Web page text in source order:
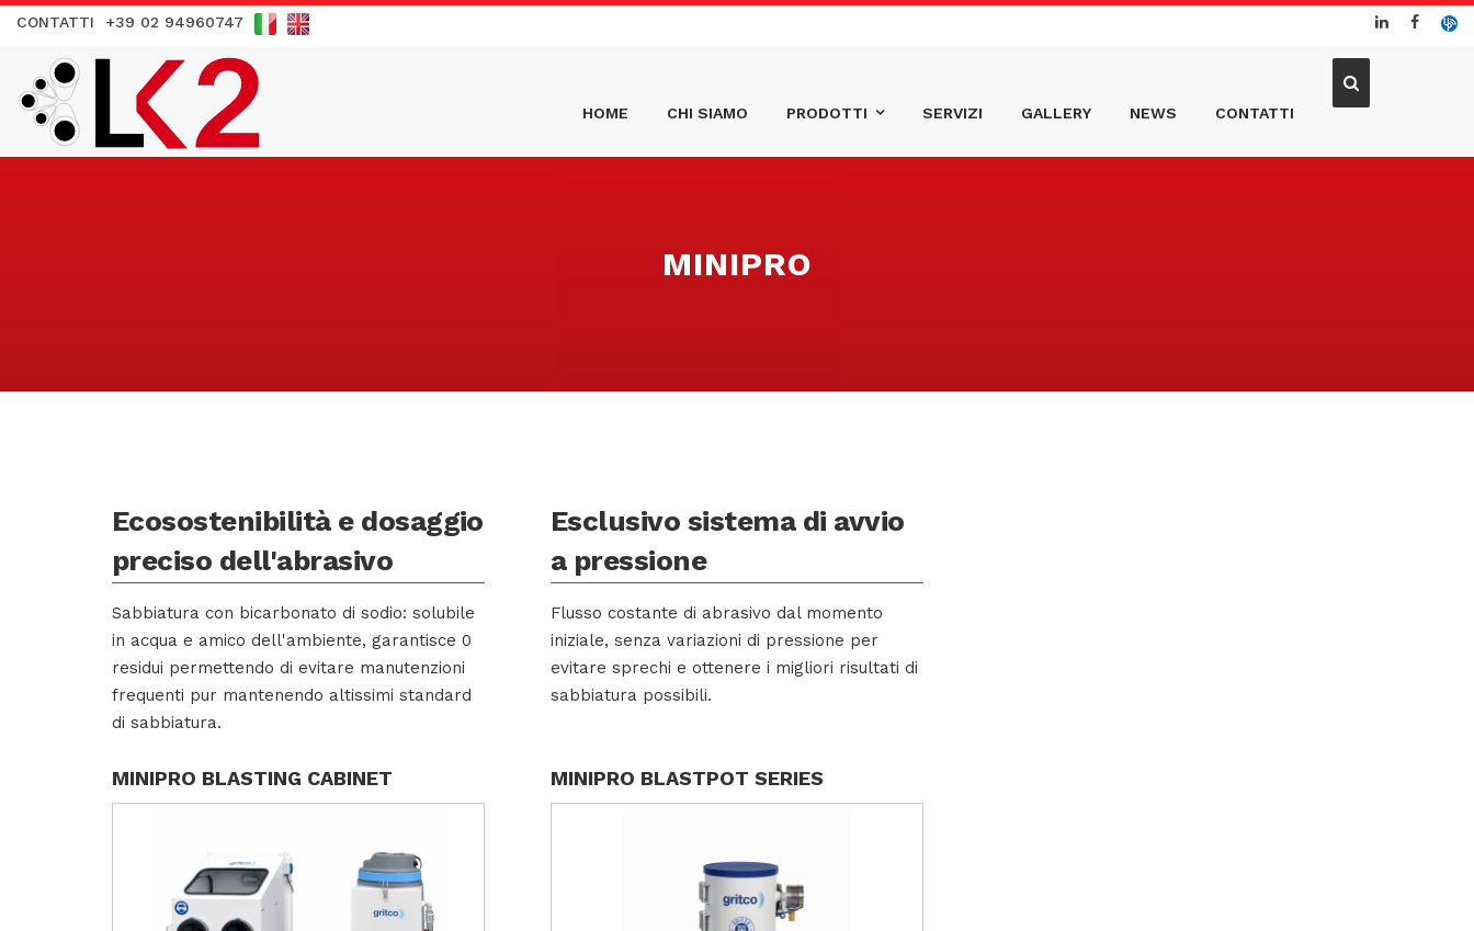
CONTATTI +39 02 94960747
HOME CHI SIAMO PRODOTTI SERVIZI GALLERY NEWS CONTATTI
MINIPRO
Ecosostenibilità e dosaggio
preciso dell'abrasivo
Sabbiatura con bicarbonato di sodio: solubile
in acqua e amico dell'ambiente, garantisce 0
residui permettendo di evitare manutenzioni
frequenti pur mantenendo altissimi standard
di sabbiatura.
MINIPRO BLASTING CABINET
Esclusivo sistema di avvio
a pressione
Flusso costante di abrasivo dal momento
iniziale, senza variazioni di pressione per
evitare sprechi e ottenere i migliori risultati di
sabbiatura possibili.
MINIPRO BLASTPOT SERIES